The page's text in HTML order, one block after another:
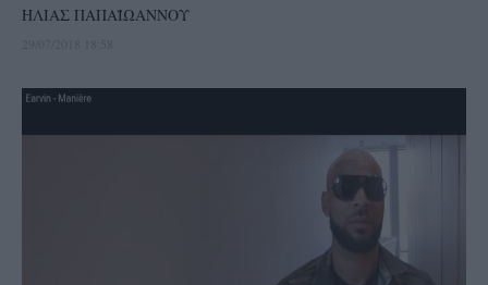
ΗΛΙΑΣ ΠΑΠΑΪΩΑΝΝΟΥ